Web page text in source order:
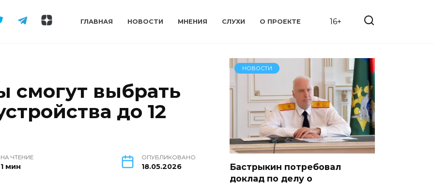
ГЛАВНАЯ НОВОСТИ МНЕНИЯ СЛУХИ О ПРОЕКТЕ 16+
выбрать
до 12
НА ЧТЕНИЕ
1 мин
ОПУБЛИКОВАНО
18.05.2026
НОВОСТИ
Бастрыкин потребовал
доклад по делу о